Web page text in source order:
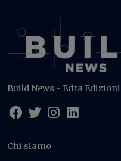
Build News - Edra Edizioni
Chi siamo